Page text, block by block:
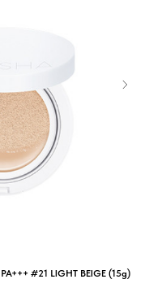
#21 LIGHT BEIGE (15g)